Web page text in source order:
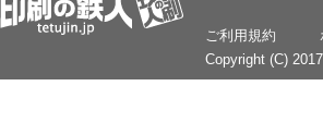
ご利用規約
Copyright (C)